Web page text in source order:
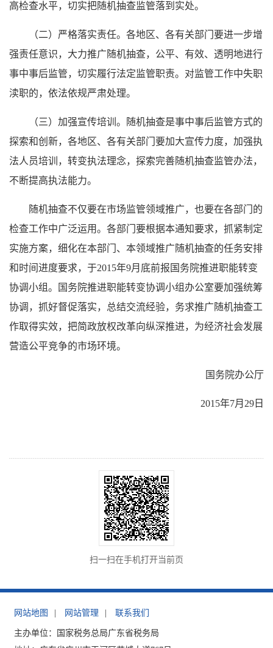
高检查水平，切实把随机抽查监管落到实处。
（二）严格落实责任。各地区、各有关部门要进一步增
强责任意识，大力推广随机抽查，公平、有效、透明地进行
事中事后监管，切实履行法定监管职责。对监管工作中失职
渎职的，依法依规严肃处理。
（三）加强宣传培训。随机抽查是事中事后监管方式的
探索和创新，各地区、各有关部门要加大宣传力度，加强执
法人员培训，转变执法理念，探索完善随机抽查监管办法，
不断提高执法能力。
随机抽查不仅要在市场监管领域推广，也要在各部门的
检查工作中广泛运用。各部门要根据本通知要求，抓紧制定
实施方案，细化在本部门、本领域推广随机抽查的任务安排
和时间进度要求，于2015年9月底前报国务院推进职能转变
协调小组。国务院推进职能转变协调小组办公室要加强统筹
协调，抓好督促落实，总结交流经验，务求推广随机抽查工
作取得实效，把简政放权改革向纵深推进，为经济社会发展
营造公平竞争的市场环境。
国务院办公厅
2015年7月29日
扫一扫在手机打开当前页
网站地图 网站管理 联系我们
主办单位：国家税务总局广东省税务局